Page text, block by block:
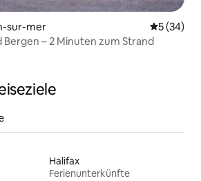
sur-mer
5 (34)
– 2 Minuten zum Strand
Halifax
Ferienunterkünfte